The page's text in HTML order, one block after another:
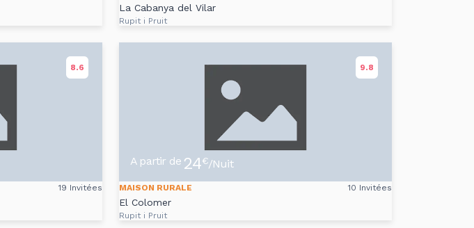
La Cabanya del Vilar
Rupit i Pruit
8.6
19 Invitées
9.8
A partir de 24€/Nuit
MAISON RURALE 10 Invitées
El Colomer
Rupit i Pruit